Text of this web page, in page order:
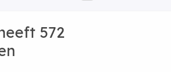
572